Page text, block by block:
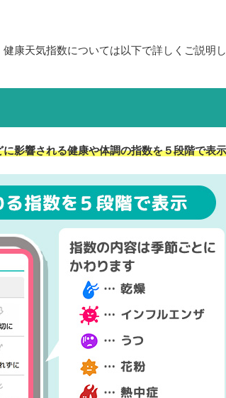
康天気指数については以下で詳しくご説明
影響される健康や体調の指数を５段階で表